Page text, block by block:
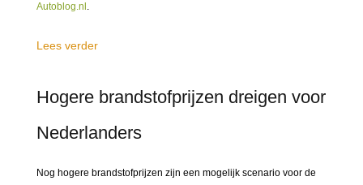
Autoblog.nl .
Lees verder
Hogere brandstofprijzen dreigen voor
Nederlanders
Nog hogere brandstofprijzen zijn een mogelijk scenario voor de